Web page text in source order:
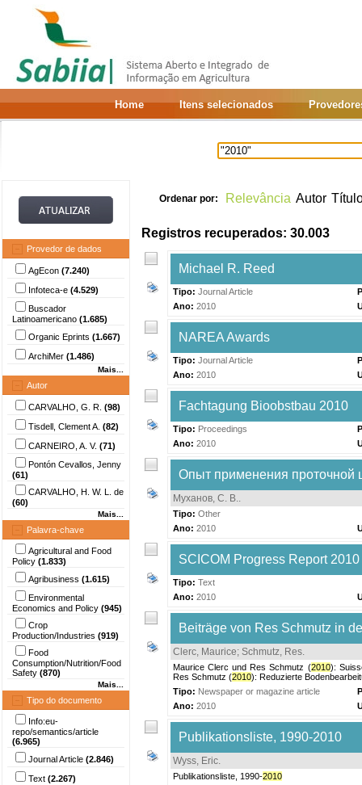
Home Itens selecionados
Provedor de dados
AgEcon (7.240)
Infoteca-e (4.529)
Buscador
Latinoamericano (1.685)
Organic Eprints (1.667)
ArchiMer (1.486)
Mais...
Autor
CARVALHO, G. R. (98)
Tisdell, Clement A. (82)
CARNEIRO, A. V. (71)
Pontón Cevallos, Jenny
(61)
CARVALHO, H. W. L. de
(60)
Mais...
Palavra-chave
Agricultural and Food
Policy (1.833)
Agribusiness (1.615)
Environmental
Economics and Policy (945)
Crop
Production/Industries (919)
Food
Consumption/Nutrition/Food
Safety (870)
Mais...
Tipo do documento
Info:eu-
repo/semantics/article
(6.965)
Journal Article (2.846)
Text (2.267)
Ordenar por: Relevância Autor
Registros recuperados: 30.003
Michael R. Reed
Tipo: Journal Article
Ano: 2010
NAREA Awards
Tipo: Journal Article
Ano: 2010
Fachtagung Bioobstbau 2010
Tipo: Proceedings
Ano: 2010
Опыт применения
Муханов, С. В..
Tipo: Other
Ano: 2010
SCICOM Progress Report 2010
Tipo: Text
Ano: 2010
Beiträge von Res Schmutz in
Clerc, Maurice; Schmutz, Res.
Maurice Clerc und Res Schmutz (2010):
Res Schmutz (2010): Reduzierte
Tipo: Newspaper or magazine article
Ano: 2010
Publikationsliste, 1990-2010
Wyss, Eric.
Publikationsliste, 1990-2010